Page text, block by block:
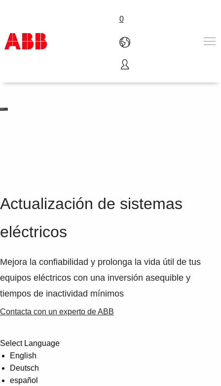
0
Productos & Soluciones
Actualización de sistemas
eléctricos
Mejora la confiabilidad y prolonga la vida útil de tus
equipos eléctricos con una inversión asequible y
tiempos de inactividad mínimos
Contacta con un experto de ABB
Select Language
English
Deutsch
español